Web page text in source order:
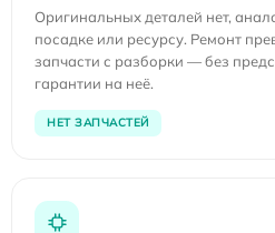
Оригинальных деталей нет,
посадке или ресурсу. Ремонт
запчасти с разборки — без
гарантии на неё.
НЕТ ЗАПЧАСТЕЙ